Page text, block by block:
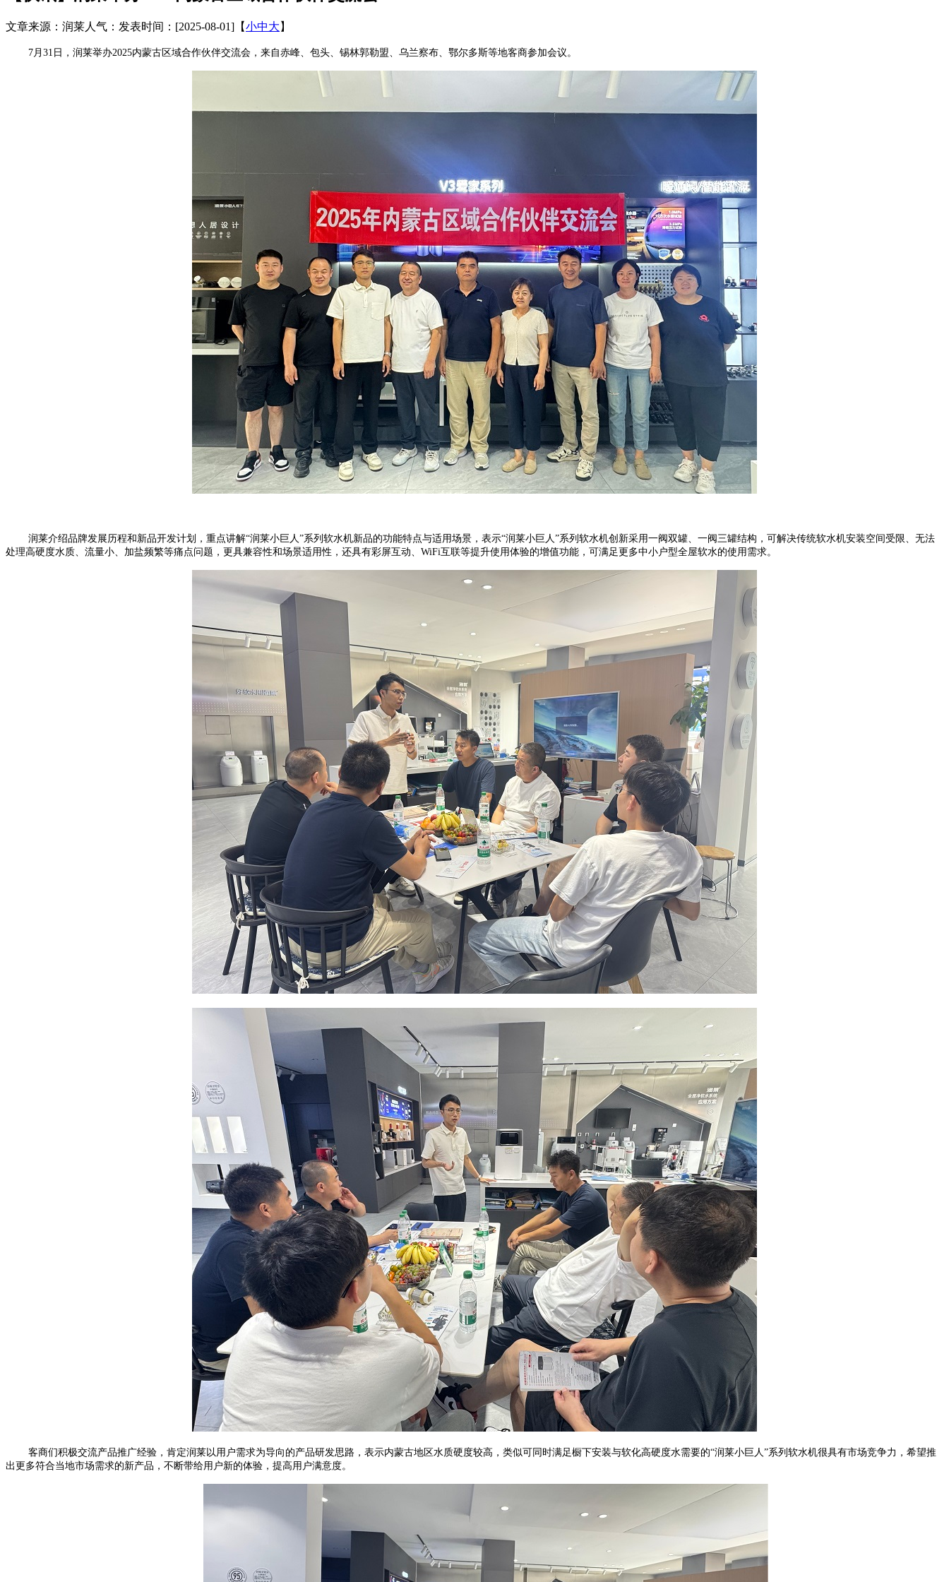
文章来源：润莱人气： 发表时间：[2025-08-01] 【小中大 】
7月31日，润莱举办2025内蒙古区域合作伙伴交流会，来自赤峰、包头、锡林郭勒盟、乌兰察布、鄂尔多斯等地客商参加会议。
润莱介绍品牌发展历程和新品开发计划，重点讲解“润莱小巨人”系列软水机新品的功能特点与适用场景，表示“润莱小巨人”系列软水机创新采用一阀双罐、一阀三罐结构，可解决传统软水机安装空间受限、无法
处理高硬度水质、流量小、加盐频繁等痛点问题，更具兼容性和场景适用性，还具有彩屏互动、WiFi互联等提升使用体验的增值功能，可满足更多中小户型全屋软水的使用需求。
客商们积极交流产品推广经验，肯定润莱以用户需求为导向的产品研发思路，表示内蒙古地区水质硬度较高，类似可同时满足橱下安装与软化高硬度水需要的“润莱小巨人”系列软水机很具有市场竞争力，希望推
出更多符合当地市场需求的新产品，不断带给用户新的体验，提高用户满意度。